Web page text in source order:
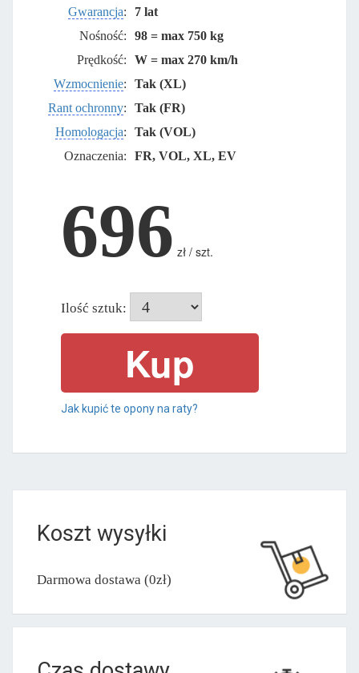
Gwarancja:
7 lat
Nośność:
98 = max 750 kg
Prędkość:
W = max 270 km/h
Wzmocnienie:
Tak (XL)
Rant ochronny:
Tak (FR)
Homologacja:
Tak (VOL)
Oznaczenia:
FR, VOL, XL, EV
696 zł / szt.
Ilość sztuk:
Jak kupić te opony na raty?
Koszt wysyłki
Darmowa dostawa (0zł)